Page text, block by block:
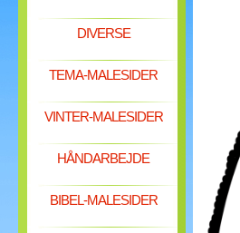
DIVERSE
TEMA-MALESIDER
VINTER-MALESIDER
HÅNDARBEJDE
BIBEL-MALESIDER